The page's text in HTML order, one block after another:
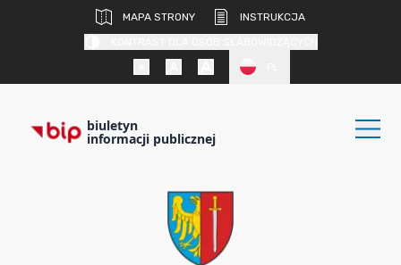
MAPA STRONY
INSTRUKCJA
biuletyn
informacji publicznej